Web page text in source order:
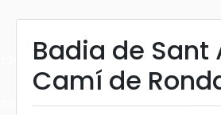
Badia de Sant
Camí de